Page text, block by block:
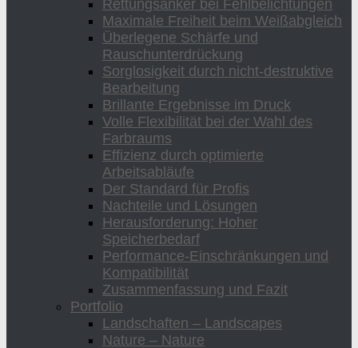
Rettungsanker bei Fehlbelichtungen
Maximale Freiheit beim Weißabgleich
Überlegene Schärfe und
Rauschunterdrückung
Sorglosigkeit durch nicht-destruktive
Bearbeitung
Brillante Ergebnisse im Druck
Volle Flexibilität bei der Wahl des
Farbraums
Effizienz durch optimierte
Arbeitsabläufe
Der Standard für Profis
Nachteile und Lösungen
Herausforderung: Hoher
Speicherbedarf
Performance-Einschränkungen und
Kompatibilität
Zusammenfassung und Fazit
Portfolio
Landschaften – Landscapes
Nature – Nature